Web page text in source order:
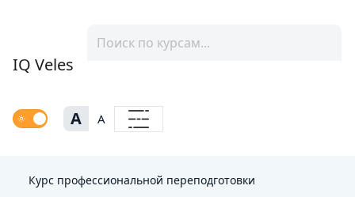
IQ Veles
A A
Курс профессиональной переподготовки